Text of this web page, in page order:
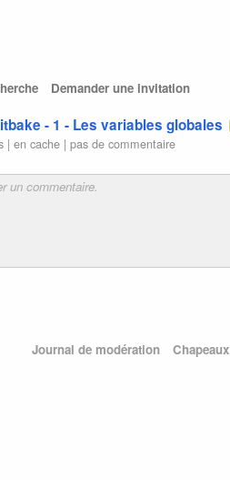
Demander une invitation
- 1 - Les variables globales
|en cache |pas de commentaire
Journal de modération Chapeaux